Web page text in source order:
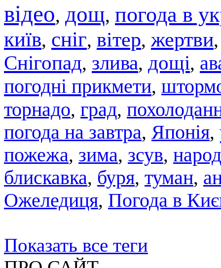
відео, дощ, погода в
київ, сніг, вітер, жертви
Снігопад, злива, дощі,
погодні прикмети,
торнадо, град,
погода на завтра, Японія,
пожежа, зима, зсув,
блискавка, буря, туман,
Ожеледиця, Погода в
Показать все теги